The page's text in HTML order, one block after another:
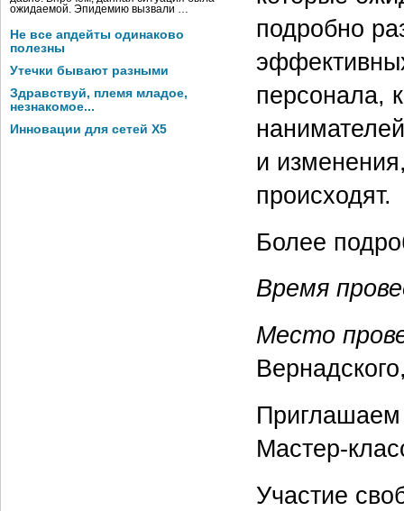
ожидаемой. Эпидемию вызвали …
Не все апдейты одинаково
полезны
Утечки бывают разными
Здравствуй, племя младое,
незнакомое...
Инновации для сетей X5
подробно
персонала,
и
происходят.
Более
Время
Место
Приглашаем
Мастер-
Участие